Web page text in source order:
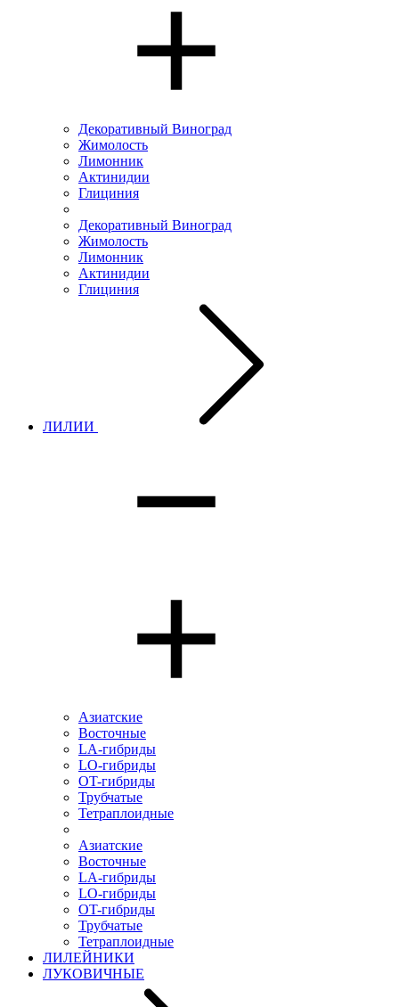
Декоративный Виноград
Жимолость
Лимонник
Актинидии
Глициния
Декоративный Виноград
Жимолость
Лимонник
Актинидии
Глициния
ЛИЛИИ
Азиатские
Восточные
LA-гибриды
LO-гибриды
OT-гибриды
Трубчатые
Тетраплоидные
Азиатские
Восточные
LA-гибриды
LO-гибриды
OT-гибриды
Трубчатые
Тетраплоидные
ЛИЛЕЙНИКИ
ЛУКОВИЧНЫЕ